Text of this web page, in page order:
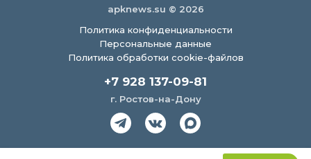
apknews.su © 2026
Политика конфиденциальности
Персональные данные
Политика обработки cookie-файлов
+7 928 137-09-81
г. Ростов-на-Дону